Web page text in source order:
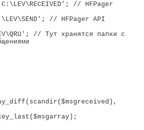
// HFPager
// HFPager API
// Тут хранятся папки с